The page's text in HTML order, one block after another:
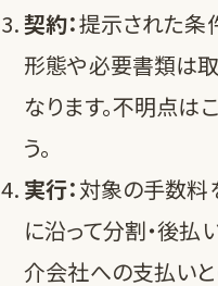
契約：提示された条
形態や必要書類は
なります。不明点は
う。
実行：対象の手数料
に沿って分割・後払
介会社への支払い